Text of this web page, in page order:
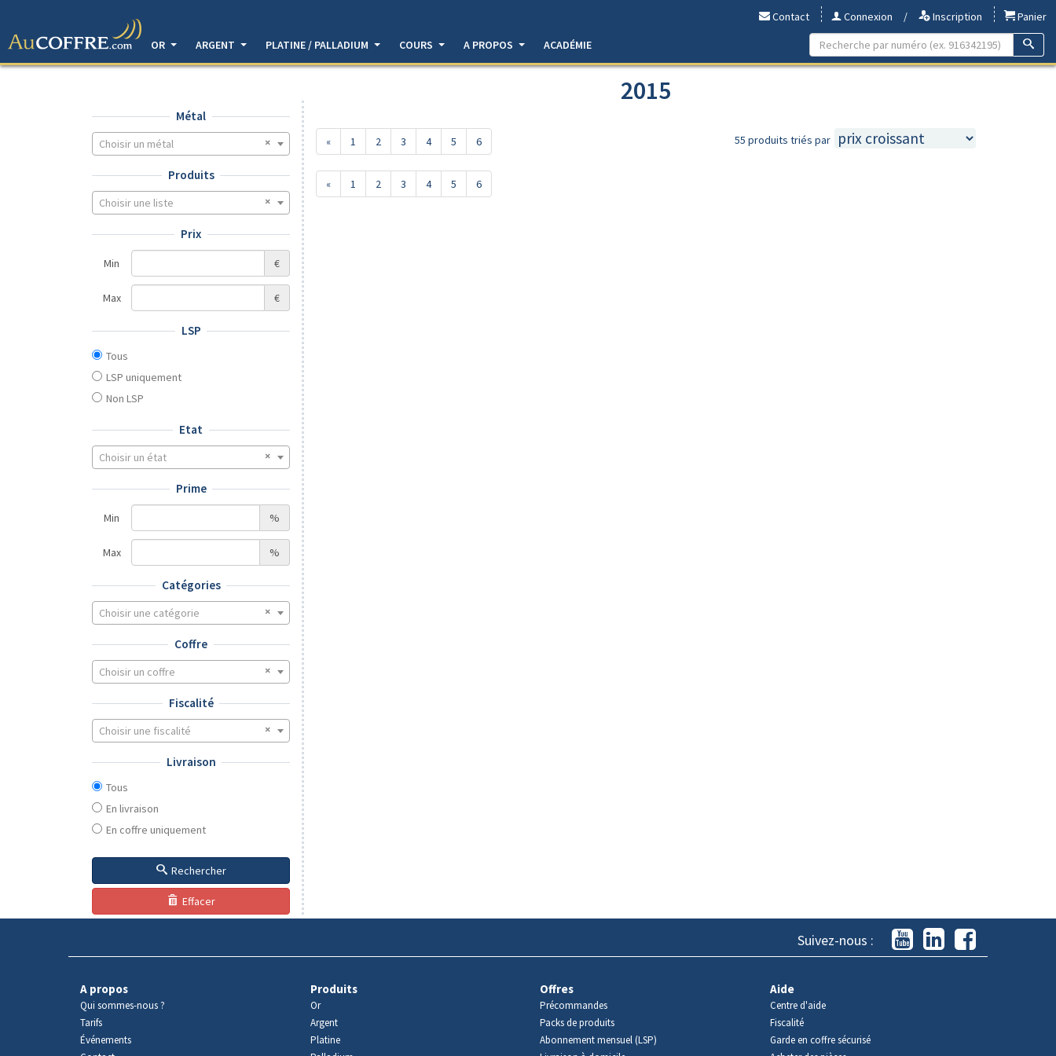
Contact Connexion / Inscription
Panier
OR
ARGENT PLATINE / PALLADIUM COURS A PROPOS ACADÉMIE
Métal
Choisir un métal
Produits
Choisir une liste
Prix
Min €
Max €
LSP
Tous
LSP uniquement
Non LSP
Etat
Choisir un état
Prime
Min %
Max %
Catégories
Choisir une catégorie
Coffre
Choisir un coffre
Fiscalité
Choisir une fiscalité
Livraison
Tous
En livraison
En coffre uniquement
Rechercher
Effacer
2015
« 1 2 3 4 5 6 55 produits triés par
« 1 2 3 4 5 6
Suivez-nous :
A propos
Qui sommes-nous ?
Tarifs
Événements
Produits
Or
Argent
Platine
Offres
Précommandes
Packs de produits
Abonnement mensuel (LSP)
Aide
Centre d'aide
Fiscalité
Garde en coffre sécurisé